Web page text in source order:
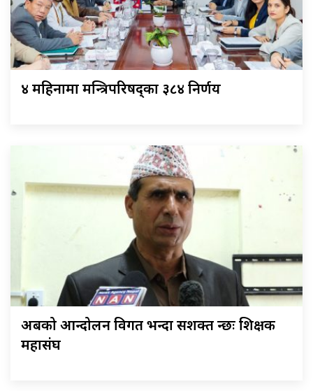
४ महिनामा मन्त्रिपरिषद्का ३८४ निर्णय
अबको आन्दोलन विगत भन्दा सशक्त हुन्छः शिक्षक
महासंघ